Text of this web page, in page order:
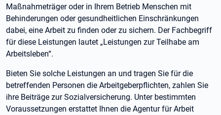
Maßnahmeträger oder in Ihrem Betrieb Menschen mit
Behinderungen oder gesundheitlichen Einschränkungen
dabei, eine Arbeit zu finden oder zu sichern. Der Fachbegriff
für diese Leistungen lautet „Leistungen zur Teilhabe am
Arbeitsleben“.
Bieten Sie solche Leistungen an und tragen Sie für die
betreffenden Personen die Arbeitgeberpflichten, zahlen Sie
ihre Beiträge zur Sozialversicherung. Unter bestimmten
Voraussetzungen erstattet Ihnen die Agentur für Arbeit